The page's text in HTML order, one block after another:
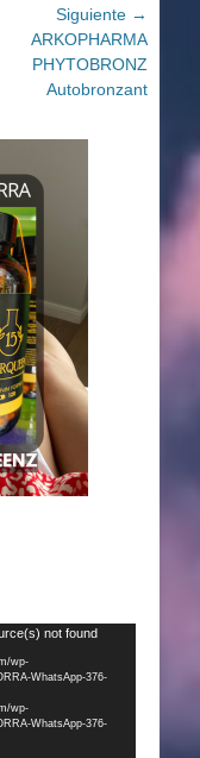
Siguiente →
ARKOPHARMA
PHYTOBRONZ
Autobronzant
not found
wp-
WhatsApp-376-
wp-
WhatsApp-376-